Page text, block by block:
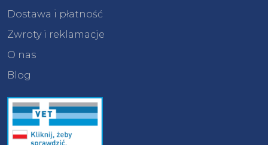
Dostawa i płatność
Zwroty i reklamacje
O nas
Blog